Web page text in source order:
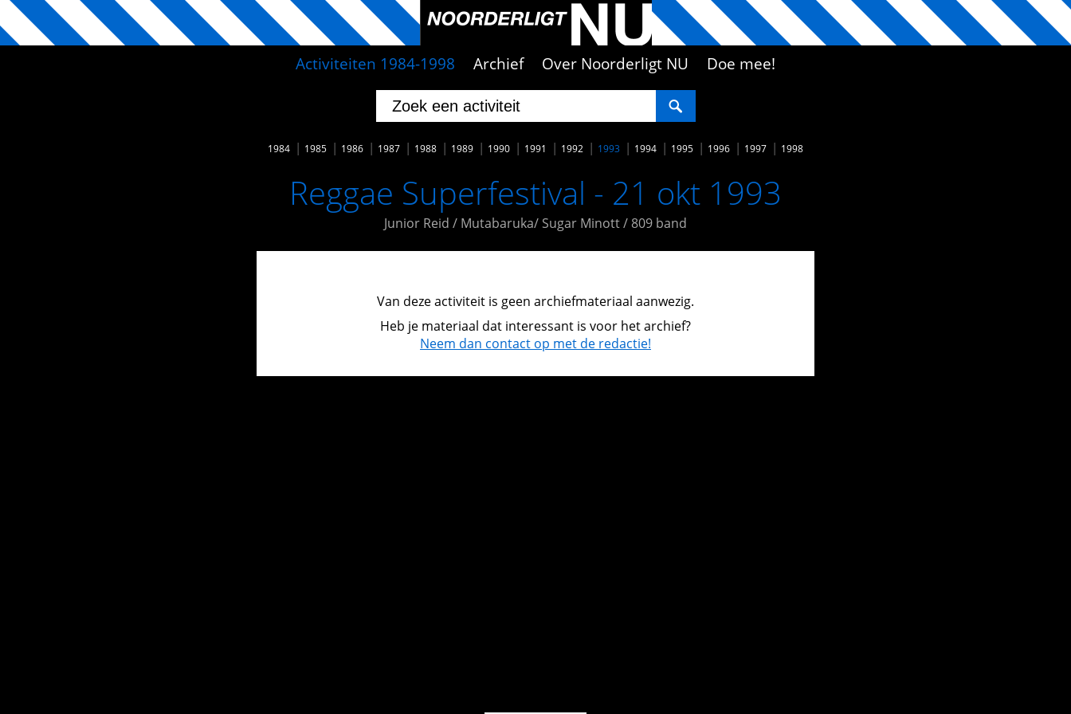
Activiteiten 1984-1998 Archief Over Noorderligt NU Doe mee!
1984 1985 1986 1987 1988 1989 1990 1991 1992 1993 1994 1995 1996 1997 1998
Reggae Superfestival - 21 okt 1993
Junior Reid / Mutabaruka/ Sugar Minott / 809 band
Van deze activiteit is geen archiefmateriaal aanwezig.
Heb je materiaal dat interessant is voor het archief?
Neem dan contact op met de redactie!